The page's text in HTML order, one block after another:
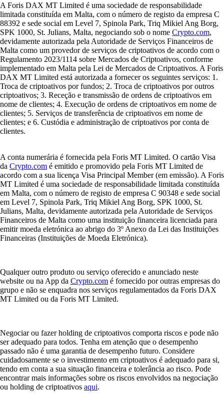
A Foris DAX MT Limited é uma sociedade de responsabilidade
limitada constituída em Malta, com o número de registo da empresa C
88392 e sede social em Level 7, Spinola Park, Triq Mikiel Ang Borg,
SPK 1000, St. Julians, Malta, negociando sob o nome Crypto.com,
devidamente autorizada pela Autoridade de Serviços Financeiros de
Malta como um provedor de serviços de criptoativos de acordo com o
Regulamento 2023/1114 sobre Mercados de Criptoativos, conforme
implementado em Malta pela Lei de Mercados de Criptoativos. A Foris
DAX MT Limited está autorizada a fornecer os seguintes serviços: 1.
Troca de criptoativos por fundos; 2. Troca de criptoativos por outros
criptoativos; 3. Receção e transmissão de ordens de criptoativos em
nome de clientes; 4. Execução de ordens de criptoativos em nome de
clientes; 5. Serviços de transferência de criptoativos em nome de
clientes; e 6. Custódia e administração de criptoativos por conta de
clientes.
A conta numerária é fornecida pela Foris MT Limited. O cartão Visa
da Crypto.com é emitido e promovido pela Foris MT Limited de
acordo com a sua licença Visa Principal Member (em emissão). A Foris
MT Limited é uma sociedade de responsabilidade limitada constituída
em Malta, com o número de registo de empresa C 90348 e sede social
em Level 7, Spinola Park, Triq Mikiel Ang Borg, SPK 1000, St.
Julians, Malta, devidamente autorizada pela Autoridade de Serviços
Financeiros de Malta como uma instituição financeira licenciada para
emitir moeda eletrónica ao abrigo do 3º Anexo da Lei das Instituições
Financeiras (Instituições de Moeda Eletrónica).
Qualquer outro produto ou serviço oferecido e anunciado neste
website ou na App da Crypto.com é fornecido por outras empresas do
grupo e não se enquadra nos serviços regulamentados da Foris DAX
MT Limited ou da Foris MT Limited.
Negociar ou fazer holding de criptoativos comporta riscos e pode não
ser adequado para todos. Tenha em atenção que o desempenho
passado não é uma garantia de desempenho futuro. Considere
cuidadosamente se o investimento em criptoativos é adequado para si,
tendo em conta a sua situação financeira e tolerância ao risco. Pode
encontrar mais informações sobre os riscos envolvidos na negociação
ou holding de criptoativos aqui.